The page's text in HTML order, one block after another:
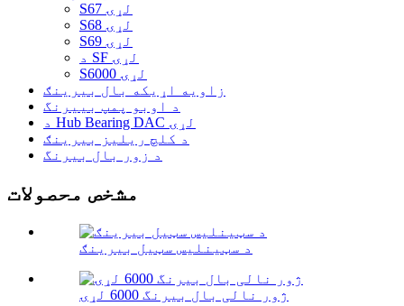
S67 لړۍ
S68 لړۍ
S69 لړۍ
د SF لړۍ
S6000 لړۍ
زاویه اړیکه بال بیرینګ
د اوبو پمپ بییرنگ
د Hub Bearing DAC لړۍ
د کلچ ریلیز بیرینګ
د زور بال بیرنگ
مشخص محصولات
د سټینلیس سټیل بیرینګ
ژور نالی بال بیرنگ 6000 لړۍ